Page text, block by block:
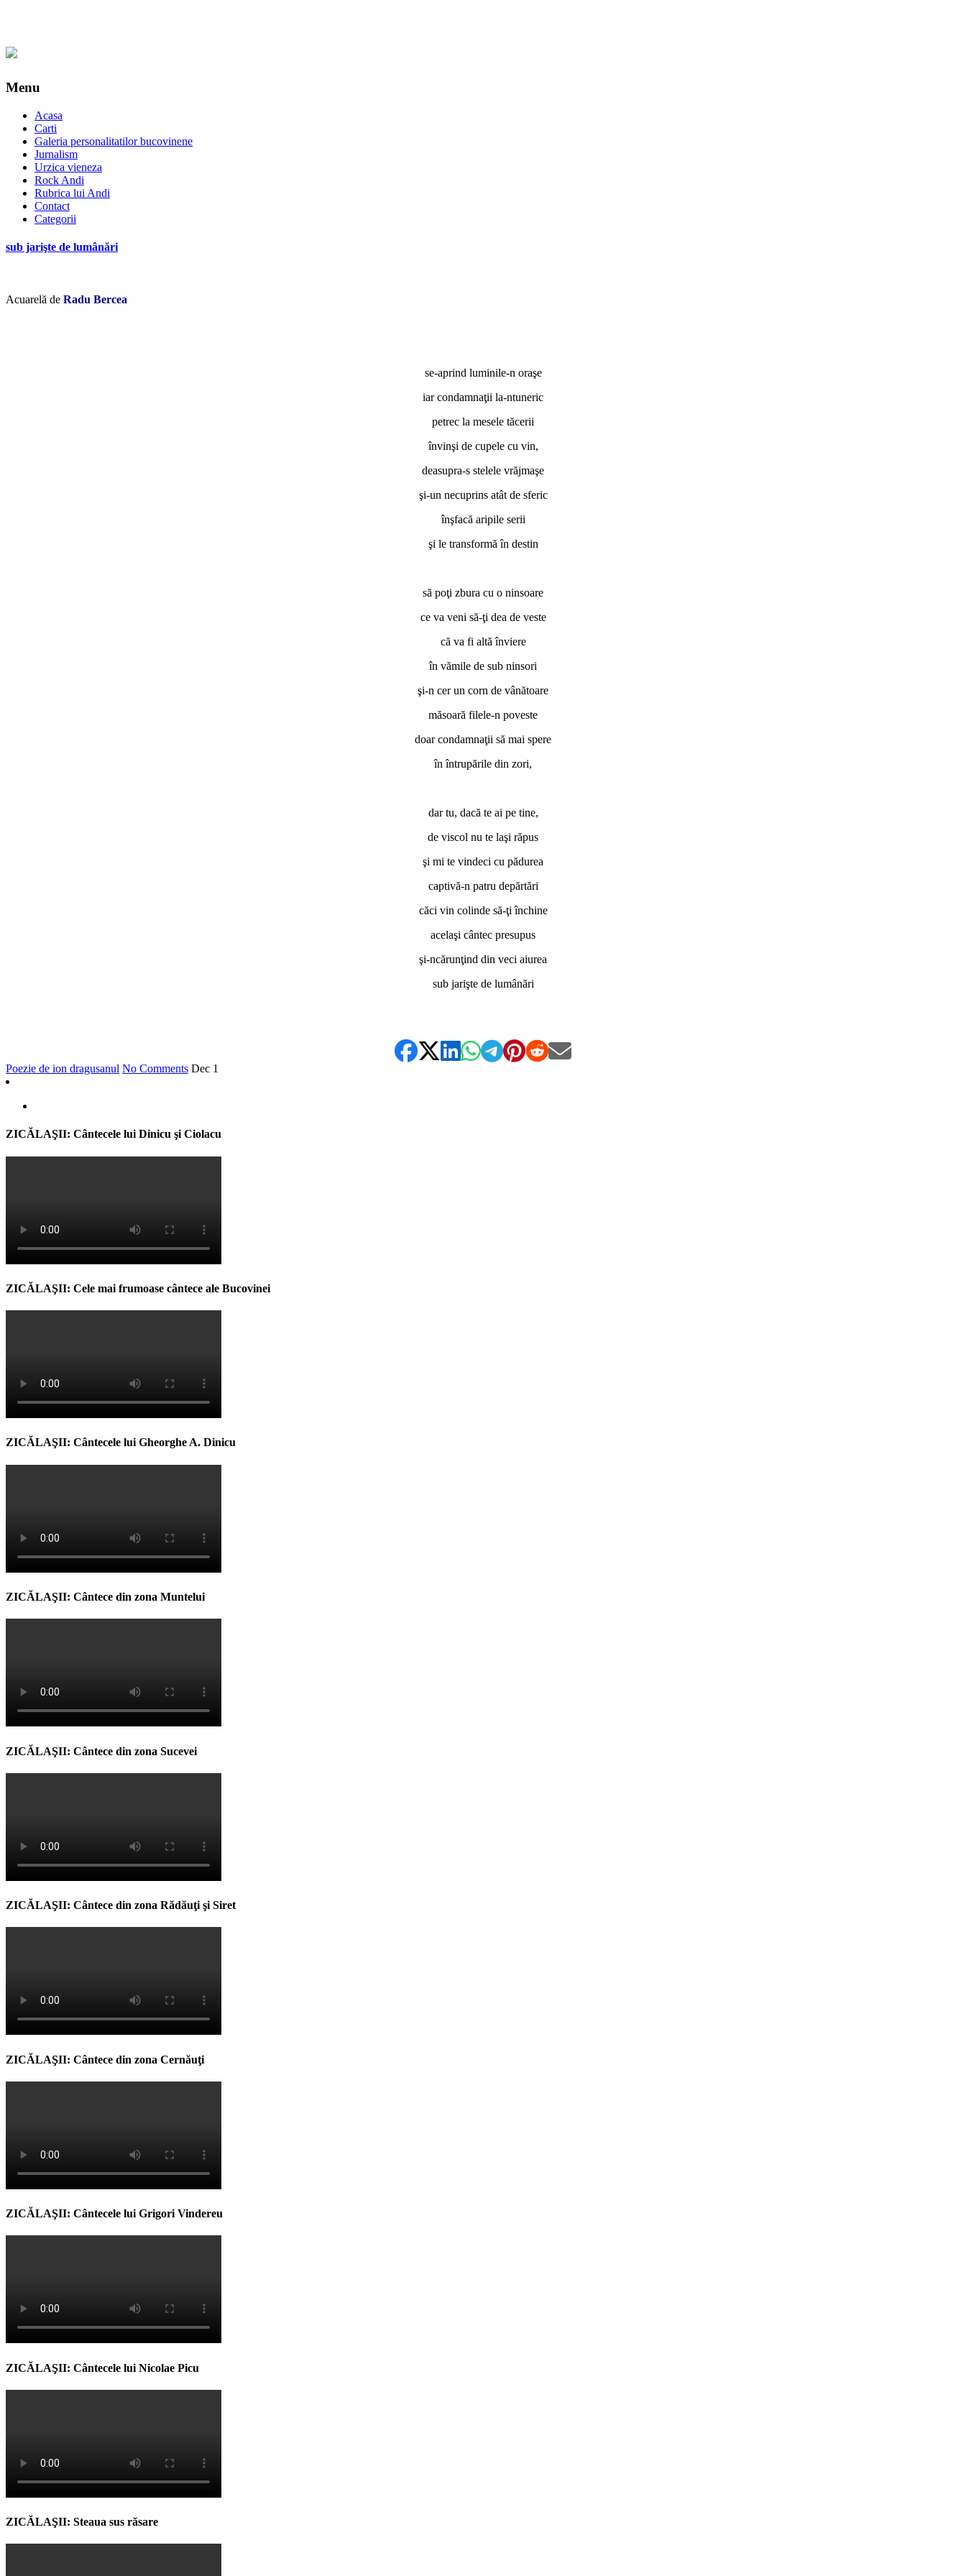
Menu
Acasa
Carti
Galeria personalitatilor bucovinene
Jurnalism
Urzica vieneza
Rock Andi
Rubrica lui Andi
Contact
Categorii
sub jarişte de lumânări
Acuarelă de Radu Bercea
se-aprind luminile-n oraşe
iar condamnaţii la-ntuneric
petrec la mesele tăcerii
învinşi de cupele cu vin,
deasupra-s stelele vrăjmaşe
şi-un necuprins atât de sferic
înşfacă aripile serii
şi le transformă în destin
să poţi zbura cu o ninsoare
ce va veni să-ţi dea de veste
că va fi altă înviere
în vămile de sub ninsori
şi-n cer un corn de vânătoare
măsoară filele-n poveste
doar condamnaţii să mai spere
în întrupările din zori,
dar tu, dacă te ai pe tine,
de viscol nu te laşi răpus
şi mi te vindeci cu pădurea
captivă-n patru depărtări
căci vin colinde să-ţi închine
acelaşi cântec presupus
şi-ncărunţind din veci aiurea
sub jarişte de lumânări
Poezie de ion dragusanul No Comments Dec 1
ZICĂLAŞII: Cântecele lui Dinicu şi Ciolacu
ZICĂLAŞII: Cele mai frumoase cântece ale Bucovinei
ZICĂLAŞII: Cântecele lui Gheorghe A. Dinicu
ZICĂLAŞII: Cântece din zona Muntelui
ZICĂLAŞII: Cântece din zona Sucevei
ZICĂLAŞII: Cântece din zona Rădăuţi şi Siret
ZICĂLAŞII: Cântece din zona Cernăuţi
ZICĂLAŞII: Cântecele lui Grigori Vindereu
ZICĂLAŞII: Cântecele lui Nicolae Picu
ZICĂLAŞII: Steaua sus răsare